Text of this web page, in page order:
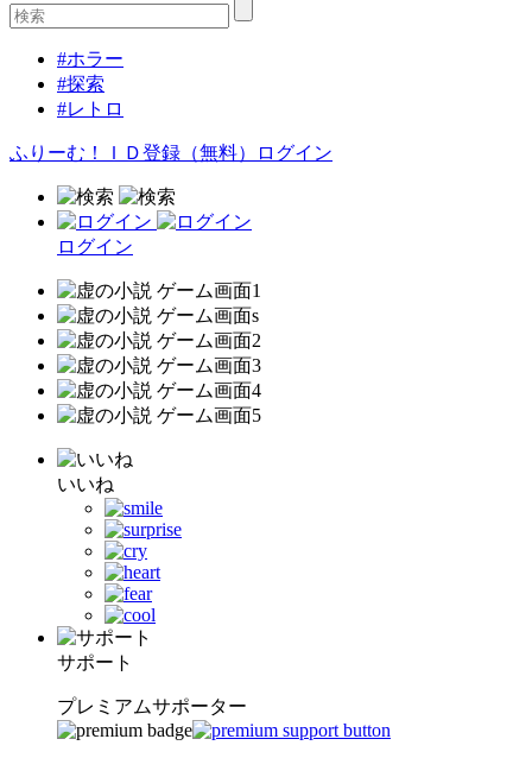
#ホラー
#探索
#レトロ
ふりーむ！ＩＤ登録（無料） ログイン
ログイン
いいね
サポート
プレミアムサポーター